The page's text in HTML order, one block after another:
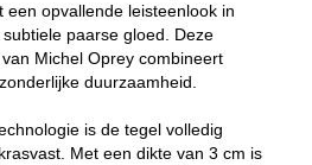
een opvallende leisteenlook in
paarse gloed. Deze
Michel Oprey combineert
duurzaamheid.
is de tegel volledig
Met een dikte van 3 cm is